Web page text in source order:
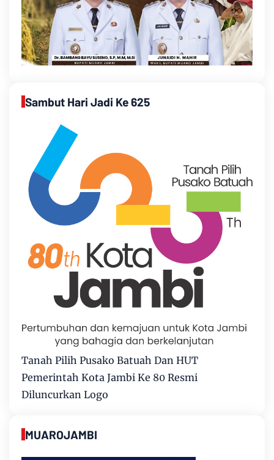
Sambut Hari Jadi Ke 625
Tanah Pilih Pusako Batuah Dan HUT
Pemerintah Kota Jambi Ke 80 Resmi
Diluncurkan Logo
MUAROJAMBI